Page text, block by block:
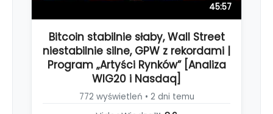
45:57
Bitcoin stabilnie słaby, Wall Street
niestabilnie silne, GPW z rekordami |
Program „Artyści Rynków” [Analiza
WIG20 i Nasdaq]
772 wyświetleń • 2 dni temu